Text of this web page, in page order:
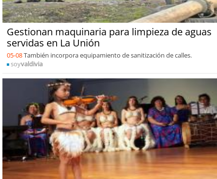
Gestionan maquinaria para limpieza de aguas
servidas en La Unión
05-08También incorpora equipamiento de sanitización de calles.
soyvaldivia